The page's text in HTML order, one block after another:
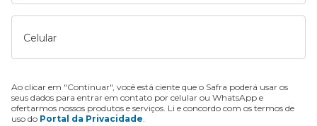
Celular
Ao clicar em "Continuar", você está ciente que o Safra poderá usar os
seus dados para entrar em contato por celular ou WhatsApp e
ofertarmos nossos produtos e serviços. Li e concordo com os termos de
uso do Portal da Privacidade.